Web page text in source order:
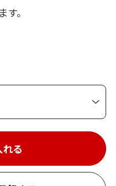
。
る